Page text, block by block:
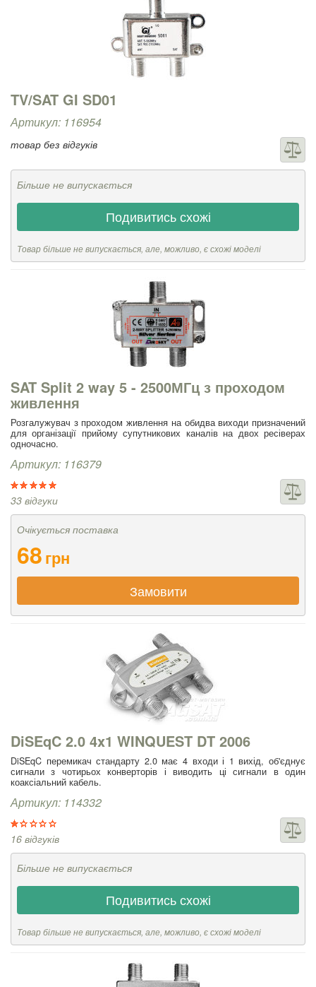
TV/SAT GI SD01
Артикул: 116954
товар без відгуків
Більше не випускається
Подивитись схожі
Товар більше не випускається, але, можливо, є схожі моделі
SAT Split 2 way 5 - 2500МГц з проходом
живлення
Розгалужувач з проходом живлення на обидва виходи призначений
для організації прийому супутникових каналів на двох ресіверах
одночасно.
Артикул: 116379
33 відгуки
Очікується поставка
68грн
Замовити
DiSEqC 2.0 4x1 WINQUEST DT 2006
DiSEqC перемикач стандарту 2.0 має 4 входи і 1 вихід, об'єднує
сигнали з чотирьох конверторів і виводить ці сигнали в один
коаксіальний кабель.
Артикул: 114332
16 відгуків
Більше не випускається
Подивитись схожі
Товар більше не випускається, але, можливо, є схожі моделі